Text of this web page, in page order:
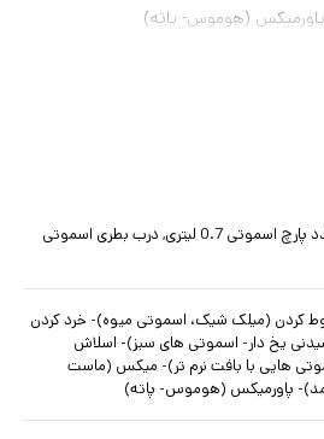
(هوموس- پاته)
2 عدد پارچ اسموتی 0.7 لیتری, درب بطری اسموتی
کردن (میلک شیک، اسموتی میوه)- خرد کردن
یخ دار- اسموتی های سبز)- اسلاش
هایی با بافت نرم تر)- میکس (ماست
پاورمیکس (هوموس- پاته)